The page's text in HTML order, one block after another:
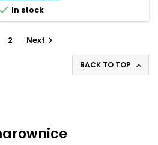
 In stock
2 Next 
BACK TO TOP 